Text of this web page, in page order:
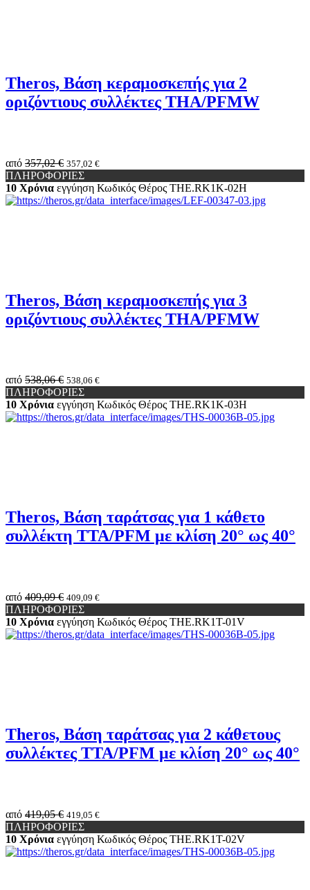
Theros, Βάση κεραμοσκεπής για 2
οριζόντιους συλλέκτες THA/PFMW
από 357,02 € 357,02 €
ΠΛΗΡΟΦΟΡΙΕΣ
10 Χρόνια εγγύηση Κωδικός Θέρος THE.RK1K-02H
Theros, Βάση κεραμοσκεπής για 3
οριζόντιους συλλέκτες THA/PFMW
από 538,06 € 538,06 €
ΠΛΗΡΟΦΟΡΙΕΣ
10 Χρόνια εγγύηση Κωδικός Θέρος THE.RK1K-03H
Theros, Βάση ταράτσας για 1 κάθετο
συλλέκτη TTA/PFM με κλίση 20° ως 40°
από 409,09 € 409,09 €
ΠΛΗΡΟΦΟΡΙΕΣ
10 Χρόνια εγγύηση Κωδικός Θέρος THE.RK1Τ-01V
Theros, Βάση ταράτσας για 2 κάθετους
συλλέκτες TTA/PFM με κλίση 20° ως 40°
από 419,05 € 419,05 €
ΠΛΗΡΟΦΟΡΙΕΣ
10 Χρόνια εγγύηση Κωδικός Θέρος THE.RK1Τ-02V